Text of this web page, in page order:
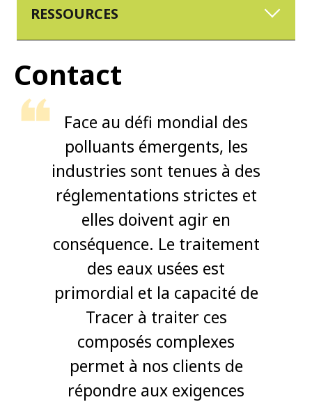
RESSOURCES
Contact
Face au défi mondial des
polluants émergents, les
industries sont tenues à des
réglementations strictes et
elles doivent agir en
conséquence. Le traitement
des eaux usées est
primordial et la capacité de
Tracer à traiter ces
composés complexes
permet à nos clients de
répondre aux exigences